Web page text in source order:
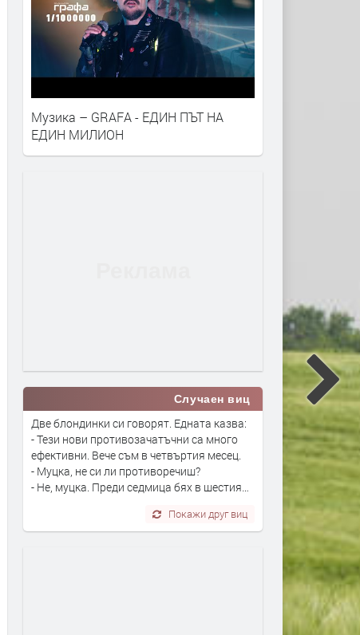
Музика – GRAFA - ЕДИН ПЪТ НА
ЕДИН МИЛИОН
Случаен виц
Две блондинки си говорят. Едната казва:
- Тези нови противозачатъчни са много
ефективни. Вече съм в четвъртия месец.
- Муцка, не си ли противоречиш?
- Не, муцка. Преди седмица бях в шестия…
Покажи друг виц